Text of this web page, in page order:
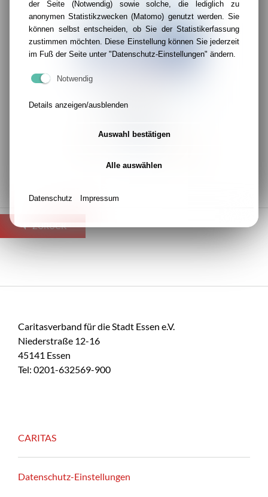
ZURÜCK
Caritasverband für die Stadt Essen e.V.
Niederstraße 12-16
45141 Essen
Tel: 0201-632569-900
CARITAS
Datenschutz-Einstellungen
der Seite (Notwendig) sowie solche, die lediglich zu
anonymen Statistikzwecken (Matomo) genutzt werden. Sie
können selbst entscheiden, ob Sie der Statistikerfassung
zustimmen möchten. Diese Einstellung können Sie jederzeit
im Fuß der Seite unter "Datenschutz-Einstellungen" ändern.
Notwendig
Details anzeigen/ausblenden
Auswahl bestätigen
Alle auswählen
Datenschutz Impressum